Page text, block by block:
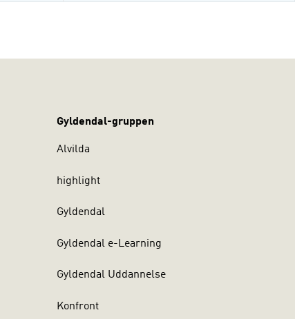
Gyldendal-gruppen
Alvilda
highlight
Gyldendal
Gyldendal e-Learning
Gyldendal Uddannelse
Konfront